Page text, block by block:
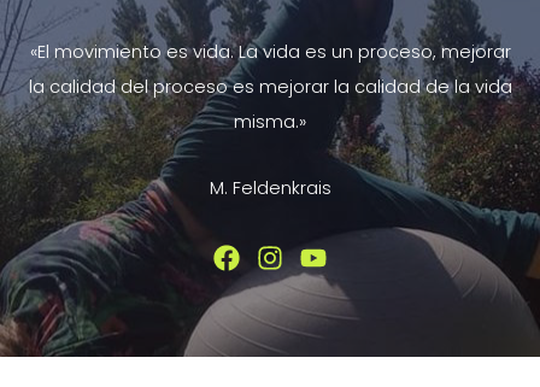
con
Rodillo/Foam
Roller
«El movimiento es vida. La vida es un proceso, mejorar
la calidad del proceso es mejorar la calidad de la vida
misma.»
M. Feldenkrais